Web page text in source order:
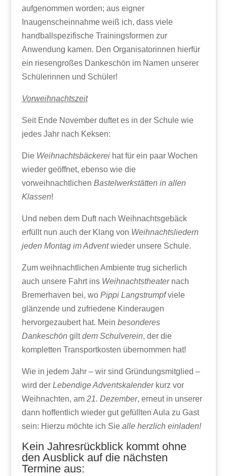
aufgenommen worden; aus eigner
Inaugenscheinnahme weiß ich, dass viele
handballspezifische Trainingsformen zur
Anwendung kamen. Den Organisatorinnen hierfür
ein riesengroßes Dankeschön im Namen unserer
Schülerinnen und Schüler!
Vorweihnachtszeit
Seit Ende November duftet es in der Schule wie
jedes Jahr nach Keksen:
Die Weihnachtsbäckereihat für ein paar Wochen
wieder geöffnet, ebenso wie die
vorweihnachtlichen Bastelwerkstätten in allen
Klassen!
Und neben dem Duft nach Weihnachtsgebäck
erfüllt nun auch der Klang von Weihnachtsliedern
jeden Montag im Adventwieder unsere Schule.
Zum weihnachtlichen Ambiente trug sicherlich
auch unsere Fahrt ins Weihnachtstheaternach
Bremerhaven bei, wo Pippi Langstrumpfviele
glänzende und zufriedene Kinderaugen
hervorgezaubert hat. Mein besonderes
Dankeschön giltdem Schulverein, der die
kompletten Transportkosten übernommen hat!
Wie in jedem Jahr – wir sind Gründungsmitglied –
wird der Lebendige Adventskalenderkurz vor
Weihnachten, am 21. Dezember, erneut in unserer
dann hoffentlich wieder gut gefüllten Aula zu Gast
sein: Hierzu möchte ich Sie alle herzlich einladen!
Kein Jahresrückblick kommt ohne
den Ausblick auf die nächsten
Termine aus: